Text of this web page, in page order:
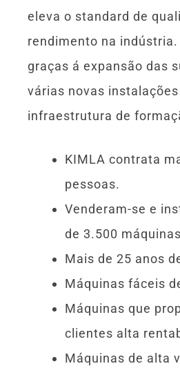
eleva o standard de
rendimento na indústria.
graças á expansão das
várias novas
infraestrutura de
KIMLA contrata
pessoas.
Venderam-se e
de 3.500
Mais de 25 anos
Máquinas fáceis
Máquinas que
clientes alta
Máquinas de alta